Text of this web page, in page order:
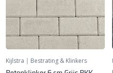
Kijlstra Bestrating & Klinkers